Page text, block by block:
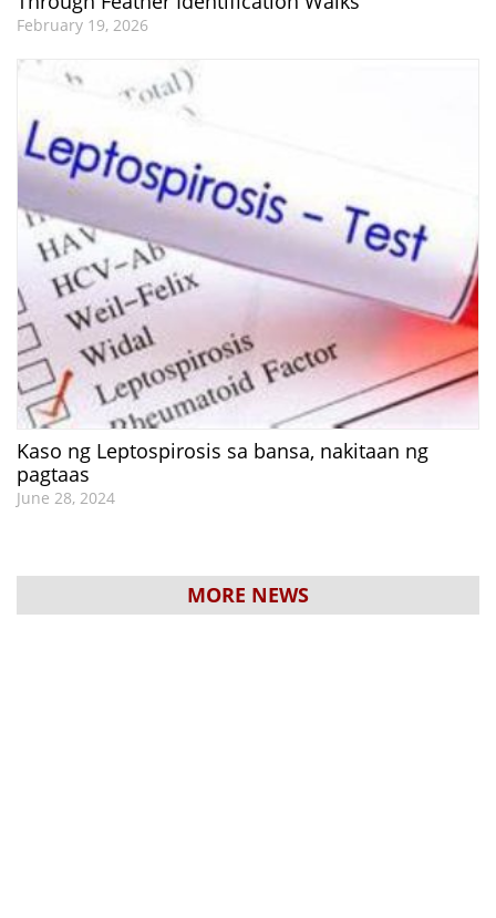
February 19, 2026
Kaso ng Leptospirosis sa bansa, nakitaan ng
pagtaas
June 28, 2024
MORE NEWS